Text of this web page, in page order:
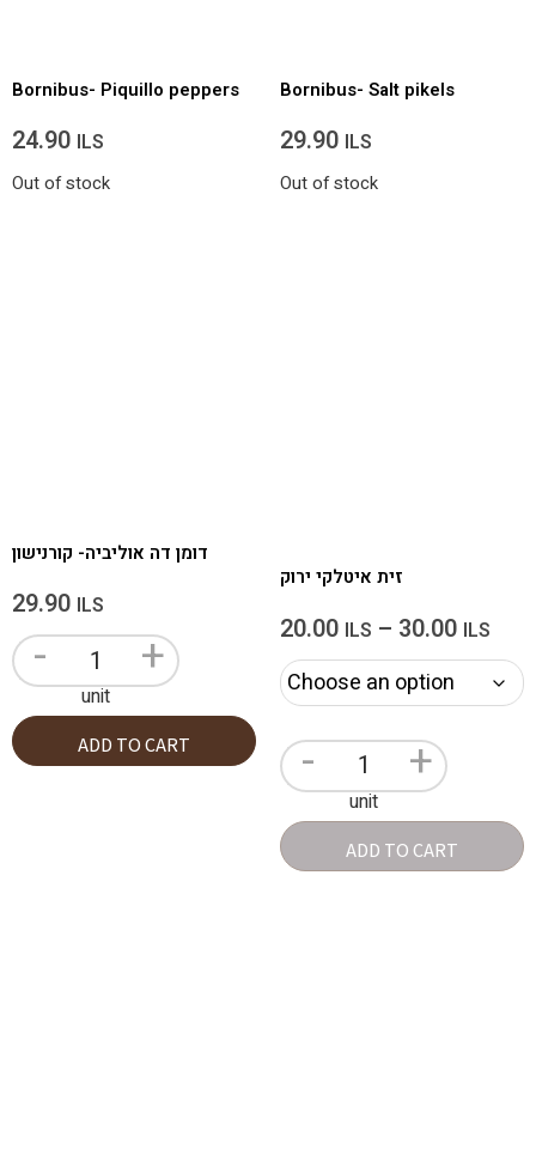
Bornibus- Piquillo peppers
24.90 ILS
Out of stock
Bornibus- Salt pikels
29.90 ILS
Out of stock
דומן דה אוליביה- קורנישון
29.90 ILS
- +
unit
ADD TO CART
זית איטלקי ירוק
20.00 ILS – 30.00 ILS
- +
unit
ADD TO CART